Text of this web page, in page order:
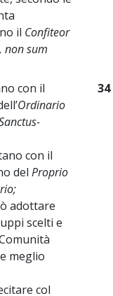
il Confiteor
non sum
con il
Ordinario
con il
del Proprio
adottare
scelti e
meglio
col
34